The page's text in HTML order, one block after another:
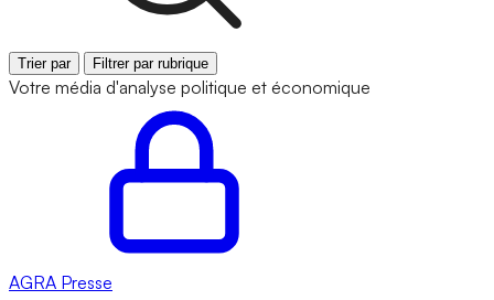
Trier par Filtrer par rubrique
Votre média d'analyse politique et économique
AGRA Presse